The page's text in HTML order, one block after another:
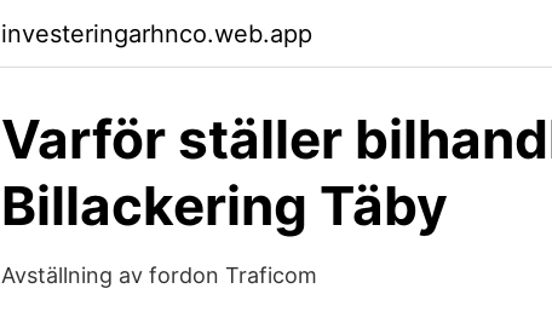
investeringarhnco.web.app
Varför ställer
Billackering Täby
Avställning av fordon Traficom